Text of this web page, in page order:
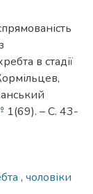
в стадії
1(69). – С. 43-
, чоловіки